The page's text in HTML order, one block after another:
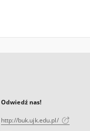
Odwiedź nas!
http://buk.ujk.edu.pl/